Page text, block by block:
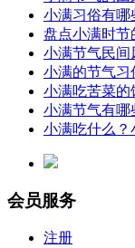
小满习俗有哪
盘点小满时节
小满节气民间
小满的节气习
小满吃苦菜的
小满节气有哪
小满吃什么？
会员服务
注册